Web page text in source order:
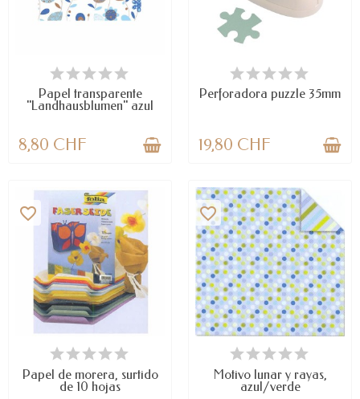
DISPONIBLE
Papel transparente
"Landhausblumen" azul
8,80 CHF
LAST ITEMS IN STOCK
Perforadora puzzle 35mm
19,80 CHF
LAST ITEMS IN STOCK
favorite_border
Papel de morera, surtido
de 10 hojas
DISPONIBLE
favorite_border
Motivo lunar y rayas,
azul/verde